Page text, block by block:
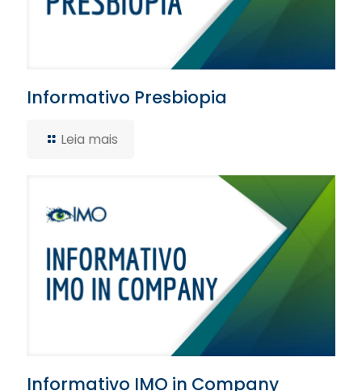
Informativo Presbiopia
Leia mais
Informativo IMO in Company